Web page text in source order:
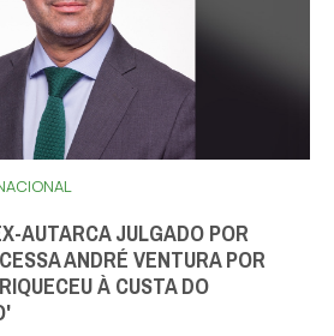
AUTARCA JULGADO POR
ANDRÉ VENTURA POR
À CUSTA DO